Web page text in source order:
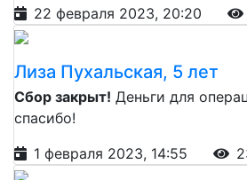
22 февраля 2023, 20:20
Лиза Пухальская, 5 лет
Сбор закрыт! Деньги для
спасибо!
1 февраля 2023, 14:55